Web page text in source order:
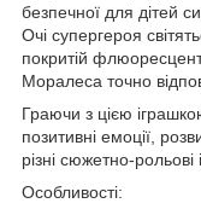
безпечної для дітей
Очі супергероя
покритій
Моралеса точно
Граючи з цією
позитивні емоції,
різні сюжетно-рольові
Особливості: